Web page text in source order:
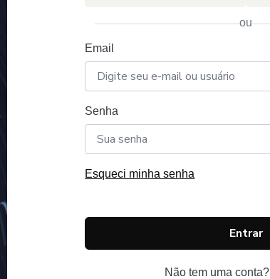
ou
Email
Senha
Esqueci minha senha
Entrar
Não tem uma conta?